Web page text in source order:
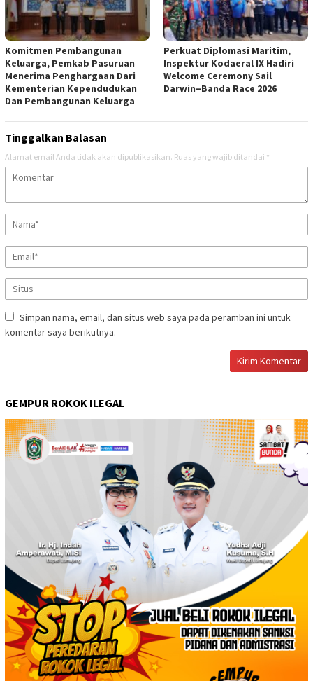
Komitmen Pembangunan
Keluarga, Pemkab Pasuruan
Menerima Penghargaan Dari
Kementerian Kependudukan
Dan Pembangunan Keluarga
Perkuat Diplomasi Maritim,
Inspektur Kodaeral IX Hadiri
Welcome Ceremony Sail
Darwin–Banda Race 2026
Tinggalkan Balasan
Alamat email Anda tidak akan dipublikasikan. Ruas yang wajib ditandai *
Simpan nama, email, dan situs web saya pada peramban ini untuk
komentar saya berikutnya.
GEMPUR ROKOK ILEGAL